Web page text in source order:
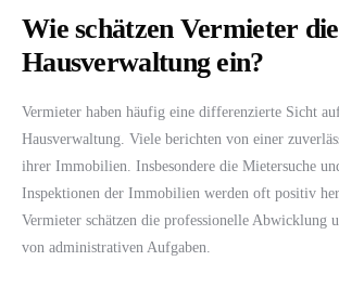
Wie schätzen Vermieter
Hausverwaltung ein?
Vermieter haben häufig eine differenzierte Sicht
Hausverwaltung. Viele berichten von einer
ihrer Immobilien. Insbesondere die Mietersuche
Inspektionen der Immobilien werden oft positiv
Vermieter schätzen die professionelle Abwicklung
von administrativen Aufgaben.